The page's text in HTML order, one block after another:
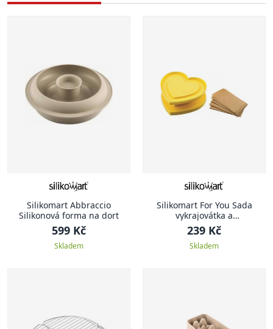
Silikomart Abbraccio
Silikonová forma na dort
599 Kč
Skladem
Silikomart For You Sada
vykrajovátka a
potravinářských papírků ,
srdce
239 Kč
Skladem